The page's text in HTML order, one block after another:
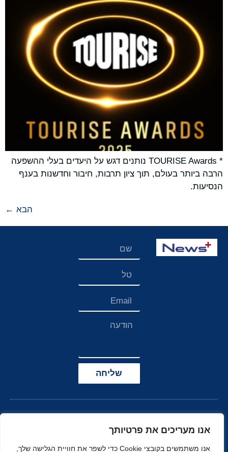
אנו מעריכים את פרטיותך
אנו משתמשים בקובצי Cookie כדי לשפר את חוויית הגלישה שלך,
* TOURISE Awards נותנים דגש על היעדים בעלי ההשפעה
הרבה ביותר בעולם, תוך ציון תרבות, חיבור וחדשנות בענף
הנסיעות.
הבא ←
שליחה